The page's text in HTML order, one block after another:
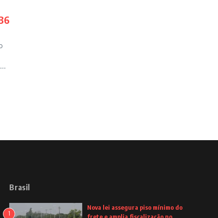
Brasil
1
Nova lei assegura piso mínimo do
frete e amplia fiscalização no